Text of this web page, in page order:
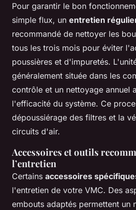
Pour garantir le bon
simple flux, un entretien
recommandé de nettoyer les
tous les trois mois pour éviter
poussières et d'impuretés.
généralement située dans les
contrôle et un nettoyage annuel
l'efficacité du système. Ce
dépoussiérage des filtres et la
circuits d'air.
Accessoires et outils
l’entretien
Certains accessoires
l'entretien de votre VMC. Des
embouts adaptés permettent un